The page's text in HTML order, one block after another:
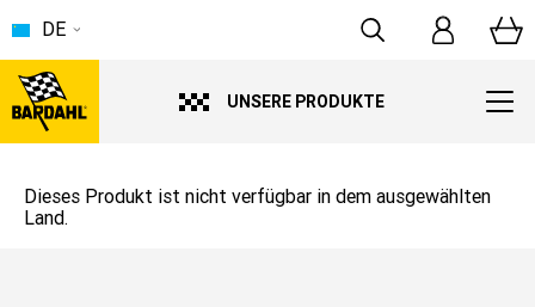
UNSERE PRODUKTE
DE
Dieses Produkt ist nicht verfügbar in dem ausgewählten
Land.